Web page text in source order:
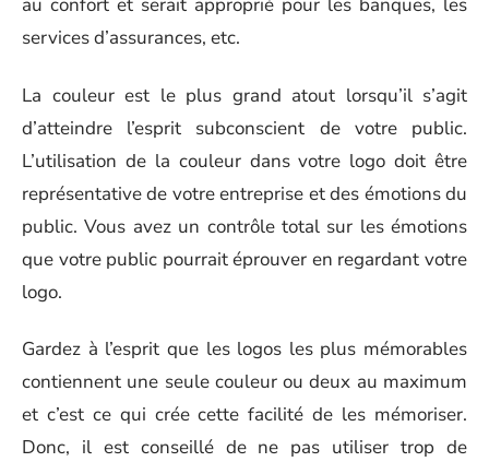
services d’assurances, etc.
La couleur est le plus grand atout lorsqu’il s’agit
d’atteindre l’esprit subconscient de votre public.
L’utilisation de la couleur dans votre logo doit être
représentative de votre entreprise et des émotions du
public. Vous avez un contrôle total sur les émotions
que votre public pourrait éprouver en regardant votre
logo.
Gardez à l’esprit que les logos les plus mémorables
contiennent une seule couleur ou deux au maximum
et c’est ce qui crée cette facilité de les mémoriser.
Donc, il est conseillé de ne pas utiliser trop de